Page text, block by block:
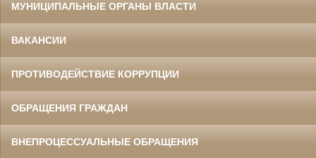
МУНИЦИПАЛЬНЫЕ ОРГАНЫ ВЛАСТИ
ВАКАНСИИ
ПРОТИВОДЕЙСТВИЕ КОРРУПЦИИ
ОБРАЩЕНИЯ ГРАЖДАН
ВНЕПРОЦЕССУАЛЬНЫЕ ОБРАЩЕНИЯ